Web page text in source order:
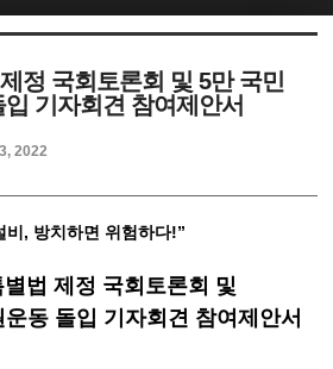
정 국회토론회 및 5만 국민
기자회견 참여제안서
2022
비 , 방치하면 위험하다!”
법 제정 국회토론회 및
동 돌입 기자회견 참여제안서
스케치북5
스케치북5